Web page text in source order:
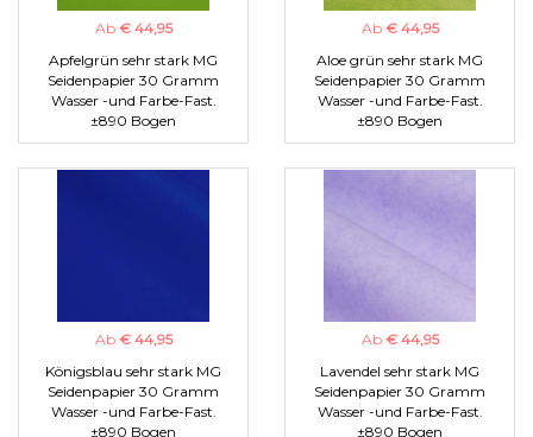
Ab € 44,95
Apfelgrün sehr stark MG
Seidenpapier 30 Gramm
Wasser -und Farbe-Fast.
±890 Bogen
Ab € 44,95
Aloe grün sehr stark MG
Seidenpapier 30 Gramm
Wasser -und Farbe-Fast.
±890 Bogen
Ab € 44,95
Königsblau sehr stark MG
Seidenpapier 30 Gramm
Wasser -und Farbe-Fast.
±890 Bogen
Ab € 44,95
Lavendel sehr stark MG
Seidenpapier 30 Gramm
Wasser -und Farbe-Fast.
±890 Bogen